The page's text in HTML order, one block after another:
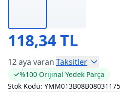
118,34 TL
12 aya varan Taksitler
%100 Orijinal Yedek Parça
Stok Kodu: YMM013B08B08031175